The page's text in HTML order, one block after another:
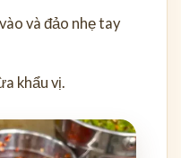
và đảo nhẹ tay
khẩu vị.